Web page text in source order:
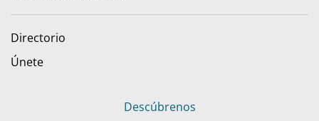
Directorio
Únete
Descúbrenos